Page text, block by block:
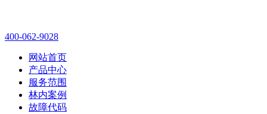
400-062-9028
网站首页
产品中心
服务范围
林内案例
故障代码